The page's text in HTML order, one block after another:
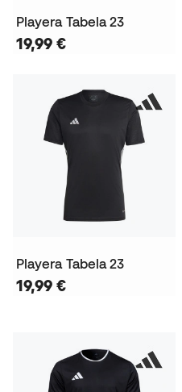
Playera Tabela 23
19,99 €
Playera Tabela 23
19,99 €